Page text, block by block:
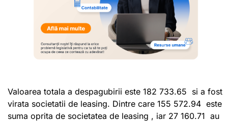
Valoarea totala a despagubirii este 182 733.65 si a fost
virata societatii de leasing. Dintre care 155 572.94 este
suma oprita de societatea de leasing , iar 27 160.71 au